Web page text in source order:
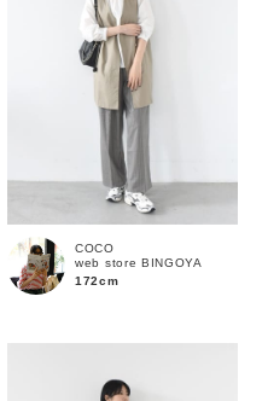
COCO
web store BINGOYA
172cm